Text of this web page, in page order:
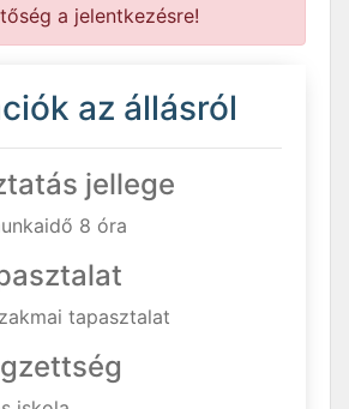
a jelentkezésre!
az állásról
jellege
8 óra
tapasztalat